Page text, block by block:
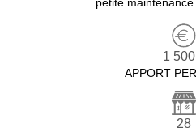
petite
1
APPORT
28